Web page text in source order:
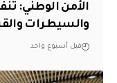
والسيطرات والقبض
قبل أسبوع واحد